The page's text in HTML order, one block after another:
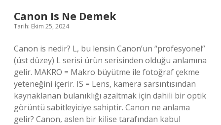
Canon Is Ne Demek
Tarih: Ekim 25, 2024
Canon is nedir? L, bu lensin Canon’un “profesyonel”
(üst düzey) L serisi ürün serisinden olduğu anlamına
gelir. MAKRO = Makro büyütme ile fotoğraf çekme
yeteneğini içerir. IS = Lens, kamera sarsıntısından
kaynaklanan bulanıklığı azaltmak için dahili bir optik
görüntü sabitleyiciye sahiptir. Canon ne anlama
gelir? Canon, aslen bir kilise tarafından kabul